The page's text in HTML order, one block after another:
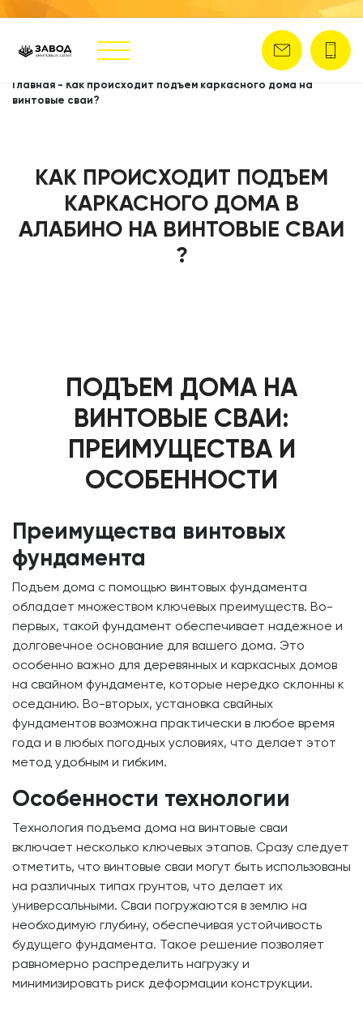
Главная - Как происходит подъем каркасного дома на
винтовые сваи?
КАК ПРОИСХОДИТ ПОДЪЕМ
КАРКАСНОГО ДОМА В
АЛАБИНО НА ВИНТОВЫЕ СВАИ
?
ПОДЪЕМ ДОМА НА
ВИНТОВЫЕ СВАИ:
ПРЕИМУЩЕСТВА И
ОСОБЕННОСТИ
Преимущества винтовых
фундамента
Подъем дома с помощью винтовых фундамента
обладает множеством ключевых преимуществ. Во-
первых, такой фундамент обеспечивает надежное и
долговечное основание для вашего дома. Это
особенно важно для деревянных и каркасных домов
на свайном фундаменте, которые нередко склонны к
оседанию. Во-вторых, установка свайных
фундаментов возможна практически в любое время
года и в любых погодных условиях, что делает этот
метод удобным и гибким.
Особенности технологии
Технология подъема дома на винтовые сваи
включает несколько ключевых этапов. Сразу следует
отметить, что винтовые сваи могут быть использованы
на различных типах грунтов, что делает их
универсальными. Сваи погружаются в землю на
необходимую глубину, обеспечивая устойчивость
будущего фундамента. Такое решение позволяет
равномерно распределить нагрузку и
минимизировать риск деформации конструкции.